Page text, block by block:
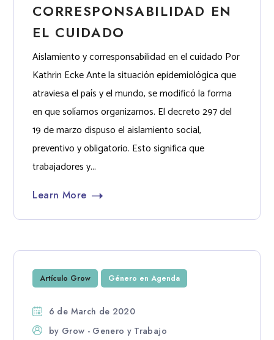
CORRESPONSABILIDAD EN
EL CUIDADO
Aislamiento y corresponsabilidad en el cuidado Por
Kathrin Ecke Ante la situación epidemiológica que
atraviesa el país y el mundo, se modificó la forma
en que solíamos organizarnos. El decreto 297 del
19 de marzo dispuso el aislamiento social,
preventivo y obligatorio. Esto significa que
trabajadores y...
Learn More
Artículo Grow Género en Agenda
6 de March de 2020
by Grow - Genero y Trabajo